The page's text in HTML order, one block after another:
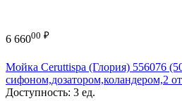
6 66000 ₽
Мойка Ceruttispa (Глория) 556076
сифоном,дозатором,коландером,2
Доступность: 3 ед.